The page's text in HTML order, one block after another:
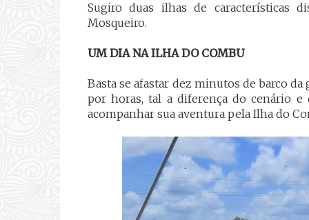
Sugiro duas ilhas de características
Mosqueiro.
UM DIA NA ILHA DO COMBU
Basta se afastar dez minutos de barco
por horas, tal a diferença do cenário
acompanhar sua aventura pela Ilha do